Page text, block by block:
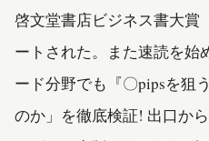
啓文堂書店ビジネス書大賞
ートされた。また速読を始
ード分野でも『〇pipsを狙
のか」を徹底検証! 出口か